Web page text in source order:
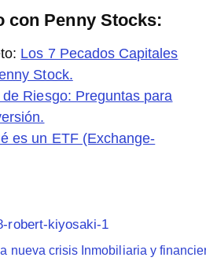
con Penny Stocks:
Los 7 Pecados Capitales
Stock.
de Riesgo: Preguntas para
es un ETF (Exchange-
nueva crisis Inmobiliaria y